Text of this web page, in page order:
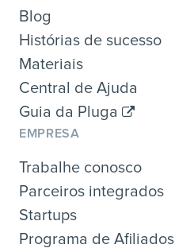
Blog
Histórias de sucesso
Materiais
Central de Ajuda
Guia da Pluga
EMPRESA
Trabalhe conosco
Parceiros integrados
Startups
Programa de Afiliados